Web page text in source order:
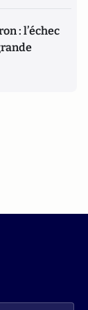
: l’échec